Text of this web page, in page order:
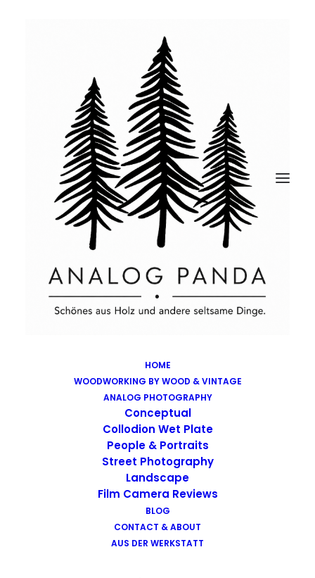
HOME
WOODWORKING BY WOOD & VINTAGE
ANALOG PHOTOGRAPHY
Conceptual
Collodion Wet Plate
People & Portraits
Street Photography
Landscape
Film Camera Reviews
BLOG
CONTACT & ABOUT
AUS DER WERKSTATT
Images tagged "florentin"
Images tagged "florentin"